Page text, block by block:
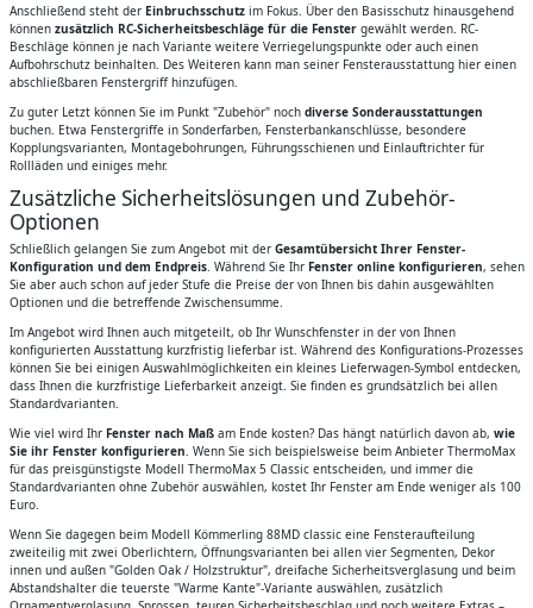
Anschließend steht der Einbruchsschutzim Fokus. Über den Basisschutz hinausgehend
können zusätzlich RC-Sicherheitsbeschläge für die Fenstergewählt werden. RC-
Beschläge können je nach Variante weitere Verriegelungspunkte oder auch einen
Aufbohrschutz beinhalten. Des Weiteren kann man seiner Fensterausstattung hier einen
abschließbaren Fenstergriff hinzufügen.
Zu guter Letzt können Sie im Punkt "Zubehör" noch diverse Sonderausstattungen
buchen. Etwa Fenstergriffe in Sonderfarben, Fensterbankanschlüsse, besondere
Kopplungsvarianten, Montagebohrungen, Führungsschienen und Einlauftrichter für
Rollläden und einiges mehr.
Zusätzliche Sicherheitslösungen und Zubehör-
Optionen
Schließlich gelangen Sie zum Angebot mit der Gesamtübersicht Ihrer Fenster-
Konfiguration und dem Endpreis. Während Sie Ihr Fenster online konfigurieren, sehen
Sie aber auch schon auf jeder Stufe die Preise der von Ihnen bis dahin ausgewählten
Optionen und die betreffende Zwischensumme.
Im Angebot wird Ihnen auch mitgeteilt, ob Ihr Wunschfenster in der von Ihnen
konfigurierten Ausstattung kurzfristig lieferbar ist. Während des Konfigurations-Prozesses
können Sie bei einigen Auswahlmöglichkeiten ein kleines Lieferwagen-Symbol entdecken,
dass Ihnen die kurzfristige Lieferbarkeit anzeigt. Sie finden es grundsätzlich bei allen
Standardvarianten.
Wie viel wird Ihr Fenster nach Maßam Ende kosten? Das hängt natürlich davon ab, wie
Sie ihr Fenster konfigurieren. Wenn Sie sich beispielsweise beim Anbieter ThermoMax
für das preisgünstigste Modell ThermoMax 5 Classic entscheiden, und immer die
Standardvarianten ohne Zubehör auswählen, kostet Ihr Fenster am Ende weniger als 100
Euro.
Wenn Sie dagegen beim Modell Kömmerling 88MD classic eine Fensteraufteilung
zweiteilig mit zwei Oberlichtern, Öffnungsvarianten bei allen vier Segmenten, Dekor
innen und außen "Golden Oak / Holzstruktur", dreifache Sicherheitsverglasung und beim
Abstandshalter die teuerste "Warme Kante"-Variante auswählen, zusätzlich